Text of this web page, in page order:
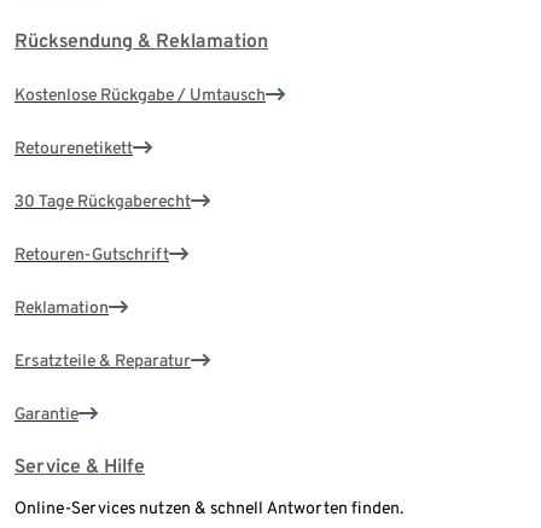
Rücksendung & Reklamation
Kostenlose Rückgabe / Umtausch
Retourenetikett
30 Tage Rückgaberecht
Retouren-Gutschrift
Reklamation
Ersatzteile & Reparatur
Garantie
Service & Hilfe
Online-Services nutzen & schnell Antworten finden.